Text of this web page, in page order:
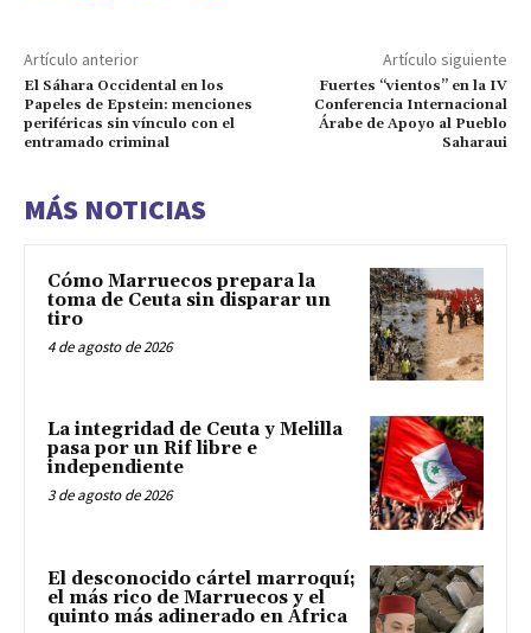
Artículo anterior
El Sáhara Occidental en los
Papeles de Epstein: menciones
periféricas sin vínculo con el
entramado criminal
Artículo siguiente
Fuertes “vientos” en la IV
Conferencia Internacional
Árabe de Apoyo al Pueblo
Saharaui
MÁS NOTICIAS
Cómo Marruecos prepara la
toma de Ceuta sin disparar un
tiro
4 de agosto de 2026
La integridad de Ceuta y Melilla
pasa por un Rif libre e
independiente
3 de agosto de 2026
El desconocido cártel marroquí;
el más rico de Marruecos y el
quinto más adinerado en África